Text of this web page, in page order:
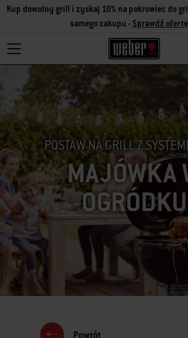
Kup dowolny grill i zyskaj 10% na pokrowiec do
samego zakupu - Sprawdź ofertę
POSTAW NA GRILL Z
MAJÓWKA
OGRÓDKU
Powrót